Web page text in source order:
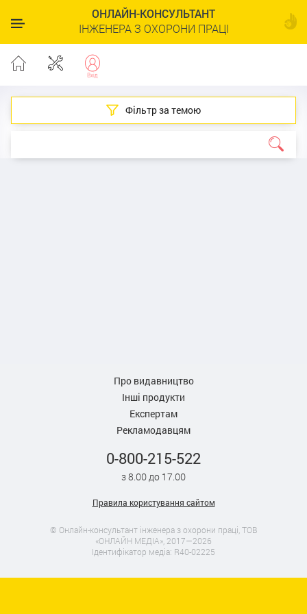
ОНЛАЙН-КОНСУЛЬТАНТ
ІНЖЕНЕРА З ОХОРОНИ ПРАЦІ
Фільтр за темою
Про видавництво
Інші продукти
Експертам
Рекламодавцям
0-800-215-522
з 8.00 до 17.00
Правила користування сайтом
© Онлайн-консультант інженера з охорони праці, ТОВ
«ОНЛАЙН МЕДІА», 2017—2026
Ідентифікатор медіа: R40-02225